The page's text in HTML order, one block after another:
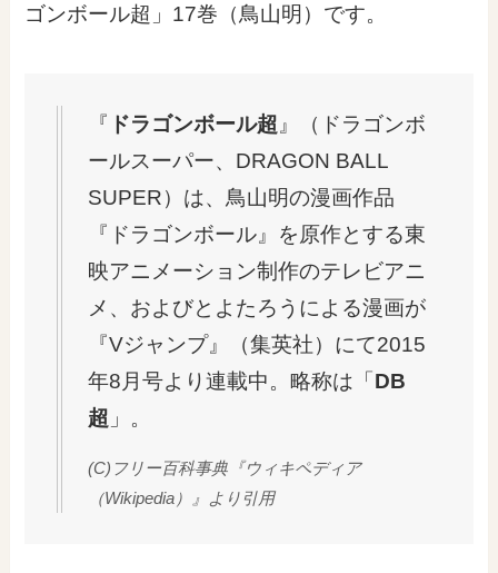
ゴンボール超」17巻（鳥山明）です。
『 ドラゴンボール超 』（ドラゴンボ
ールスーパー、DRAGON BALL
SUPER）は、鳥山明の漫画作品
『ドラゴンボール』を原作とする東
映アニメーション制作のテレビアニ
メ、およびとよたろうによる漫画が
『Vジャンプ』（集英社）にて2015
年8月号より連載中。略称は「DB
超 」。
(C)フリー百科事典『ウィキペディア
（Wikipedia）』より引用